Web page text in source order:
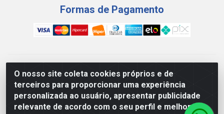
O nosso site coleta cookies próprios e de
terceiros para proporcionar uma experiência
personalizada ao usuário, apresentar publicidade
relevante de acordo com o seu perfil e melhorar a
Formas de Pagamento
WING DISTRIBUIDORA COMÉRCIO E LOGÍSTICA DE MATERIAL
DE CONSTRUÇÕES LTDA - AV. DA INTEGRAÇÃO, 790 -
PATRÍCIA GOMES, CAUCAIA/CE - CEP 61.604-505 - CNPJ
17.523.384/0001-20